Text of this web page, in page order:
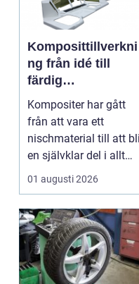
Komposittillverkni
ng från idé till
färdig
högpresterande
produkt
Kompositer har gått
från att vara ett
nischmaterial till att bli
en självklar del i allt
från vindkr...
01 augusti 2026